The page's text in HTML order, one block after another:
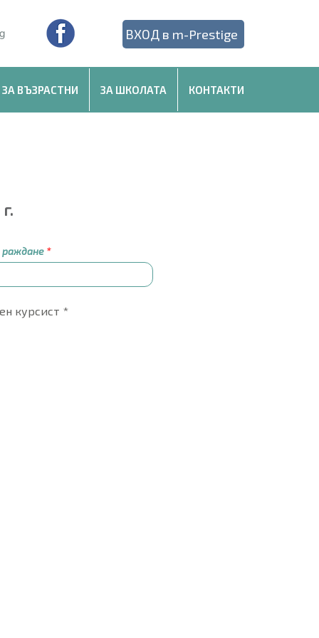
ВХОД в m-Prestige
ВЪЗРАСТНИ ЗА ШКОЛАТА КОНТАКТИ
курсист *